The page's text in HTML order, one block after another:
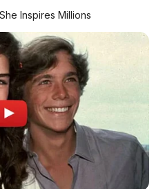
Inspires Millions